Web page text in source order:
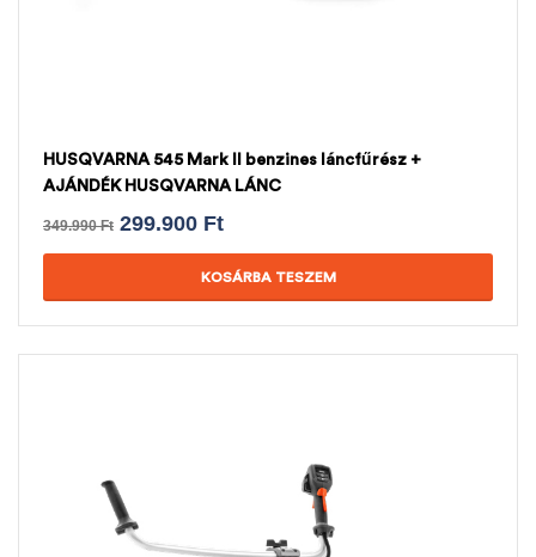
HUSQVARNA 545 Mark II benzines láncfűrész +
AJÁNDÉK HUSQVARNA LÁNC
349.990Ft 299.900 Ft
KOSÁRBA TESZEM